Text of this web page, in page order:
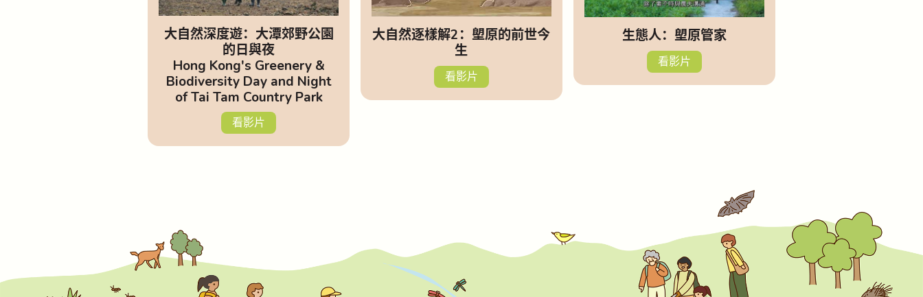
大自然深度遊：大潭郊野公園
的日與夜
Hong Kong's Greenery &
Biodiversity Day and Night
of Tai Tam Country Park
看影片
大自然逐樣解2：塱原的前世今
生
看影片
生態人：塱原管家
看影片